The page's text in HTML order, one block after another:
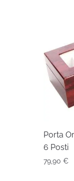
Porta
6 Posti
79,90€